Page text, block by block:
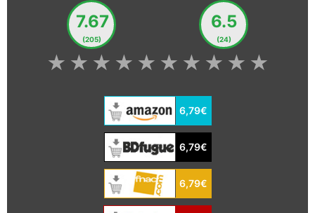
7.67
(205)
6.5
(24)
★
★
★
★
★
★
★
★
★
★
6,79€
6,79€
6,79€